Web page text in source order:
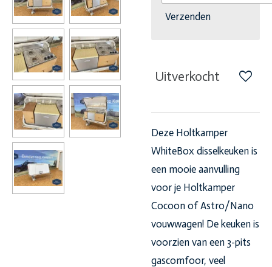
Verzenden
Uitverkocht
Deze Holtkamper
WhiteBox disselkeuken is
een mooie aanvulling
voor je Holtkamper
Cocoon of Astro/Nano
vouwwagen! De keuken is
voorzien van een 3-pits
gascomfoor, veel